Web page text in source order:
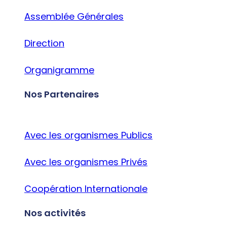
Assemblée Générales
Direction
Organigramme
Nos Partenaires
Avec les organismes Publics
Avec les organismes Privés
Coopération Internationale
Nos activités